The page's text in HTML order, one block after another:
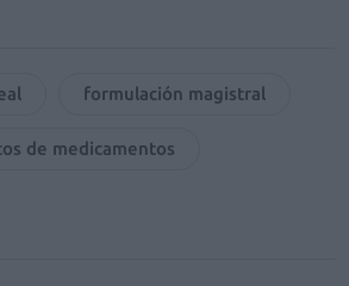
formulación magistral
de medicamentos